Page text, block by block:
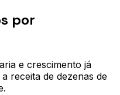
por
e crescimento já
receita de dezenas de